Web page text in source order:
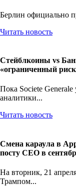
Берлин официально
Читать новость
Стейблкоины vs
«ограниченный
Пока Societe
аналитики...
Читать новость
Смена караула в
посту CEO в
На вторник, 21
Трампом...